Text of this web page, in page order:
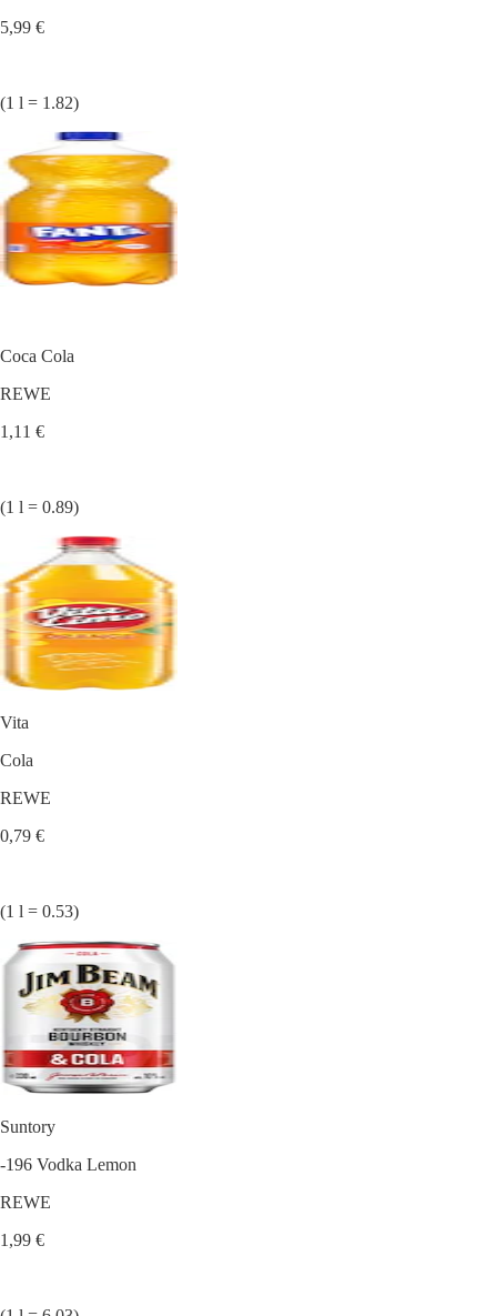
5,99 €
(1 l = 1.82)
Coca Cola
REWE
1,11 €
(1 l = 0.89)
Vita
Cola
REWE
0,79 €
(1 l = 0.53)
Suntory
-196 Vodka Lemon
REWE
1,99 €